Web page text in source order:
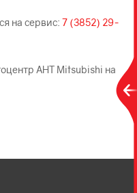
на сервис: 7 (3852) 29-
АНТ Mitsubishi на